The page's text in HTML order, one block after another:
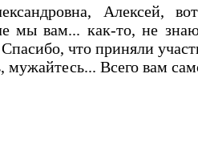
Алексей,
мы вам... как-то, не
что приняли
Всего вам